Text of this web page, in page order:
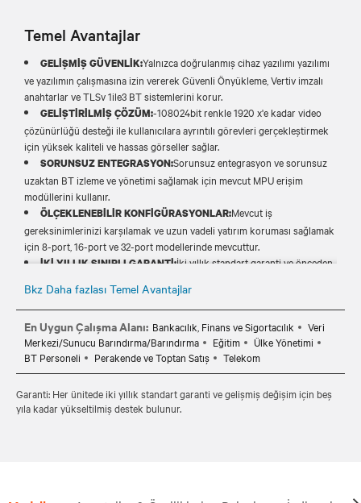
Temel Avantajlar
GELİŞMİŞ GÜVENLİK:Yalnızca doğrulanmış cihaz yazılımı yazılımı
ve yazılımın çalışmasına izin vererek Güvenli Önyükleme, Vertiv imzalı
anahtarlar ve TLSv 1ile3 BT sistemlerini korur.
GELİŞTİRİLMİŞ ÇÖZÜM:-108024bit renkle 1920 x'e kadar video
çözünürlüğü desteği ile kullanıcılara ayrıntılı görevleri gerçekleştirmek
için yüksek kaliteli ve hassas görseller sağlar.
SORUNSUZ ENTEGRASYON:Sorunsuz entegrasyon ve sorunsuz
uzaktan BT izleme ve yönetimi sağlamak için mevcut MPU erişim
modüllerini kullanır.
ÖLÇEKLENEBİLİR KONFİGÜRASYONLAR:Mevcut iş
gereksinimlerinizi karşılamak ve uzun vadeli yatırım koruması sağlamak
için 8-port, 16-port ve 32-port modellerinde mevcuttur.
İKİ YILLIK SINIRLI GARANTİ:İki yıllık standart garanti ve önceden
destek içerir.
Bkz Daha fazlası Temel Avantajlar
En Uygun Çalışma Alanı: Bankacılık, Finans ve Sigortacılık
Veri
Merkezi/Sunucu Barındırma/Barındırma
Eğitim
Ülke Yönetimi
BT Personeli
Perakende ve Toptan Satış Telekom
Garanti: Her ünitede iki yıllık standart garanti ve gelişmiş değişim için beş
yıla kadar yükseltilmiş destek bulunur.